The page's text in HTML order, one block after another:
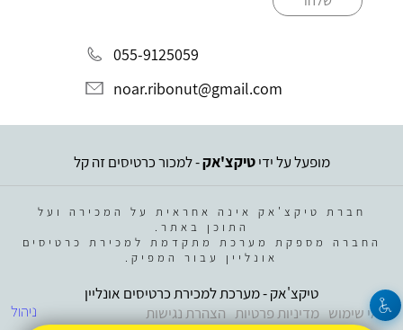
055-9125059
noar.ribonut@gmail.com
מופעל על ידיטיקצ'אק- למכור כרטיסים זה קל
חברת טיקצ'אק אינה אחראית על המכירה ועל
התוכן באתר.
החברה מספקת מערכת מתקדמת למכירת כרטיסים
אונליין עבור המפיק.
ניהול
טיקצ'אק - מערכת למכירת כרטיסים אונליין
תנאי שימוש מדיניות פרטיות הצהרת נגישות